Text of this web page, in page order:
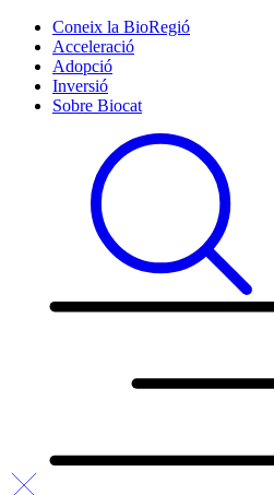
Coneix la BioRegió
Acceleració
Adopció
Inversió
Sobre Biocat